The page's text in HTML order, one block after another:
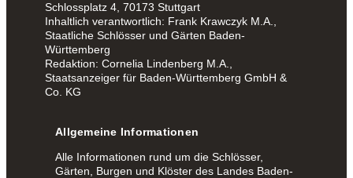
Schlossplatz 4, 70173 Stuttgart
Inhaltlich verantwortlich: Frank Krawczyk M.A.,
Staatliche Schlösser und Gärten Baden-
Württemberg
Redaktion: Cornelia Lindenberg M.A.,
Staatsanzeiger für Baden-Württemberg GmbH &
Co. KG
Allgemeine Informationen
Alle Informationen rund um die Schlösser,
Gärten, Burgen und Klöster des Landes Baden-